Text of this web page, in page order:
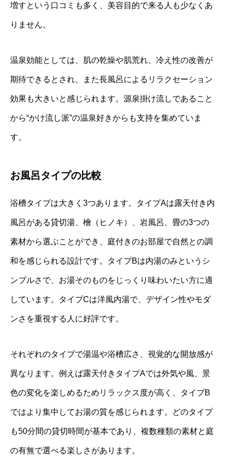
増すという口コミも多く、美容目的で来る人も少なくあ
りません。
温泉効能としては、肌の乾燥や肌荒れ、冷え性の改善が
期待できるとされ、また長風呂によるリラクセーション
効果も大きいと感じられます。源泉掛け流しであること
から“かけ流し派”の温泉好きからも支持を集めていま
す。
お風呂タイプの比較
浴槽タイプは大きく3つあります。タイプAは露天付き内
風呂がある貸切湯、檜（ヒノキ）、岩風呂、畳の3つの
素材から選ぶことができ、庭付きのお部屋で自然との調
和を感じられる設計です。タイプBは内湯のみというシ
ンプルさで、お湯そのものをじっくり味わいたい方に適
しています。タイプCは洋風内湯で、デザイン性やモダ
ンさを重視する人に好評です。
それぞれのタイプで湯温や浴槽広さ、視覚的な開放感が
異なります。例えば露天付きタイプAでは外気や風、景
色の変化を楽しめるためリラックス度が高く、タイプB
ではより集中してお湯の質を感じられます。どのタイプ
も50分間の貸切時間が基本であり、複数種類の素材と庭
の有無で選べる楽しさがあります。